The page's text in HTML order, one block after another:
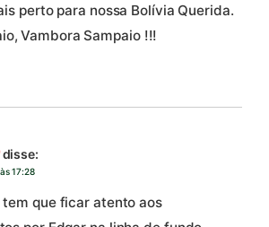
perto para nossa Bolívia Querida.
Vambora Sampaio !!!
disse:
17:28
que ficar atento aos